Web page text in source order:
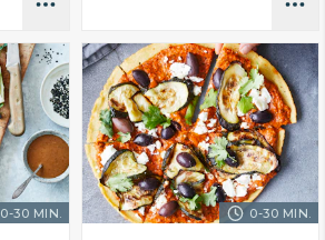
0-30 MIN. 0-30 MIN.